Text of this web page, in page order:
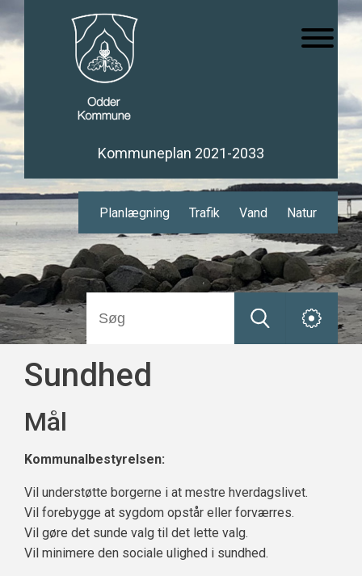
Kommuneplan 2021-2033
Planlægning Trafik Vand Natur
Sundhed
Mål
Kommunalbestyrelsen:
Vil understøtte borgerne i at mestre hverdagslivet.
Vil forebygge at sygdom opstår eller forværres.
Vil gøre det sunde valg til det lette valg.
Vil minimere den sociale ulighed i sundhed.